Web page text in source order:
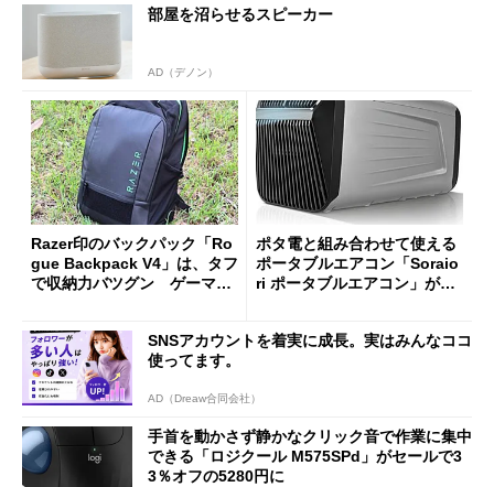
部屋を沼らせるスピーカー
AD（デノン）
Razer印のバックパック「Ro
gue Backpack V4」は、タフ
で収納力バツグン ゲーマー
ポタ電と組み合わせて使える
ポータブルエアコン「Soraio
ri ポータブルエアコン」がセ
SNSアカウントを着実に成長。実はみんなココ
使ってます。
AD（Dreaw合同会社）
手首を動かさず静かなクリック音で作業に集中
できる「ロジクール M575SPd」がセールで3
3％オフの5280円に